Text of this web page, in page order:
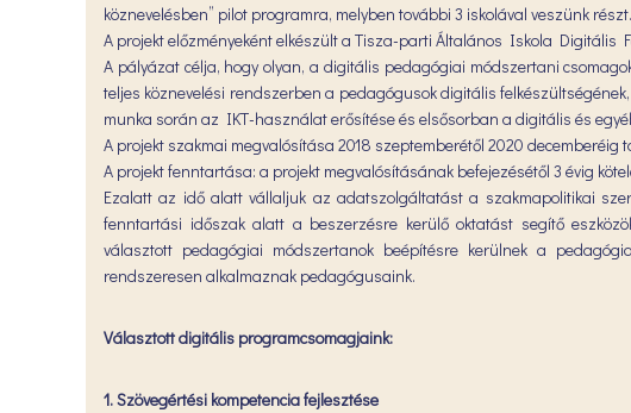
köznevelésben” pilot programra, melyben további 3 iskolával veszünk részt.
A projekt előzményeként elkészült a Tisza-parti Általános Iskola Digitális
A pályázat célja, hogy olyan, a digitális pedagógiai módszertani
teljes köznevelési rendszerben a pedagógusok digitális
munka során az IKT-használat erősítése és elsősorban a digitális és
A projekt szakmai megvalósítása 2018 szeptemberétől 2020 decemberéig
A projekt fenntartása: a projekt megvalósításának befejezésétől 3 évig
Ezalatt az idő alatt vállaljuk az adatszolgáltatást a szakmapolitikai
fenntartási időszak alatt a beszerzésre kerülő oktatást segítő
választott pedagógiai módszertanok beépítésre kerülnek a
rendszeresen alkalmaznak pedagógusaink.
Választott digitális programcsomagjaink:
1. Szövegértési kompetencia fejlesztése